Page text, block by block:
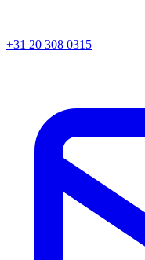
+31 20 308 0315